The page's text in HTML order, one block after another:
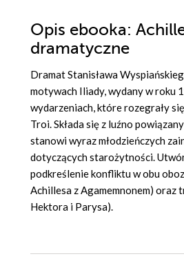
Opis ebooka:
dramatyczne
Dramat Stanisława
motywach Iliady, wydany w roku
wydarzeniach, które rozegrały
Troi. Składa się z luźno
stanowi wyraz młodzieńczych
dotyczących starożytności.
podkreślenie konfliktu w obu
Achillesa z Agamemnonem) oraz
Hektora i Parysa).